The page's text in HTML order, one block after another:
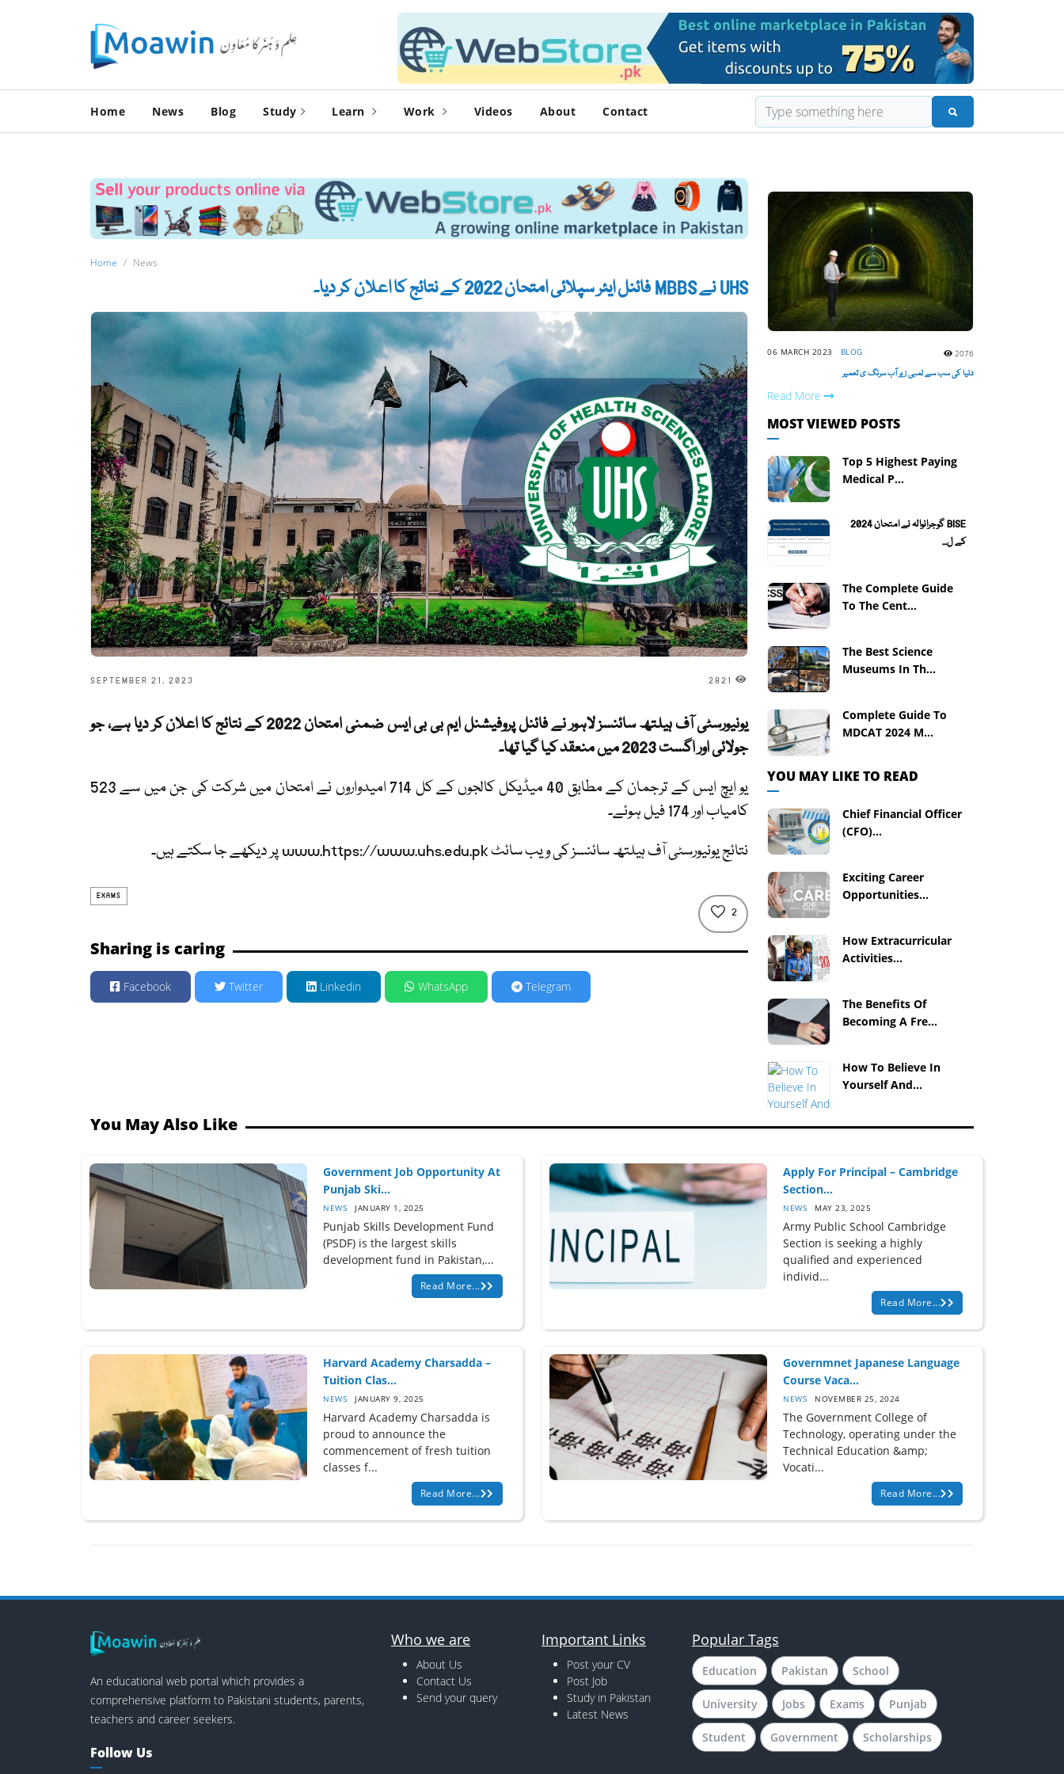
Home News Blog Study Learn Work Videos About Contact
Home News
UHS نے MBBS فائنل ایئر سپلائی امتحان 2022 کے نتائج کا اعلان کر دیا۔
SEPTEMBER 21, 2023 2821
یونیورسٹی آف ہیلتھ سائنسز لاہور نے فائنل پروفیشنل ایم بی بی ایس ضمنی امتحان 2022 کے نتائج کا اعلان کر دیا ہے، جو
جولائی اور اگست 2023 میں منعقد کیا گیا تھا۔
یو ایچ ایس کے ترجمان کے مطابق 40 میڈیکل کالجوں کے کل 714 امیدواروں نے امتحان میں شرکت کی جن میں سے 523
کامیاب اور 174 فیل ہوئے۔
نتائج یونیورسٹی آف ہیلتھ سائنسز کی ویب سائٹ www.https://www.uhs.edu.pk پر دیکھے جا سکتے ہیں۔
EXAMS
2
Sharing is caring
Facebook Twitter Linkedin WhatsApp Telegram
06 MARCH 2023 BLOG 2076
دنیا کی سب سے لمبی زیر آب سرنگ ی تعمیر
Read More
MOST VIEWED POSTS
Top 5 Highest Paying
Medical P...
BISE گوجرانوالہ نے امتحان 2024
کے ل...
The Complete Guide
To The Cent...
The Best Science
Museums In Th...
Complete Guide To
MDCAT 2024 M...
YOU MAY LIKE TO READ
Chief Financial Officer
(CFO)...
Exciting Career
Opportunities...
How Extracurricular
Activities...
The Benefits Of
Becoming A Fre...
How To Believe In
Yourself And...
You May Also Like
Government Job Opportunity At
Punjab Ski...
NEWS JANUARY 1, 2025
Punjab Skills Development Fund
(PSDF) is the largest skills
development fund in Pakistan,...
Read More...
Apply For Principal – Cambridge
Section...
NEWS MAY 23, 2025
Army Public School Cambridge
Section is seeking a highly
qualified and experienced
individ...
Read More...
Harvard Academy Charsadda –
Tuition Clas...
NEWS JANUARY 9, 2025
Harvard Academy Charsadda is
proud to announce the
commencement of fresh tuition
classes f...
Read More...
Governmnet Japanese Language
Course Vaca...
NEWS NOVEMBER 25, 2024
The Government College of
Technology, operating under the
Technical Education &amp;
Vocati...
Read More...
An educational web portal which provides a
comprehensive platform to Pakistani students, parents,
teachers and career seekers.
Follow Us
Who we are
About Us
Contact Us
Send your query
Important Links
Post your CV
Post Job
Study in Pakistan
Latest News
Popular Tags
Education Pakistan School
University Jobs Exams Punjab
Student Government Scholarships